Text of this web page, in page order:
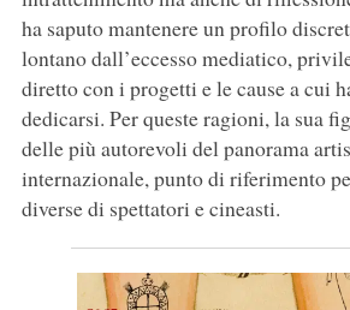
ha saputo mantenere un profilo
lontano dall’eccesso mediatico,
diretto con i progetti e le cause a cui
dedicarsi. Per queste ragioni, la sua
delle più autorevoli del panorama
internazionale, punto di riferimento
diverse di spettatori e cineasti.